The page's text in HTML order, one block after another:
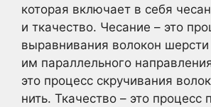
которая включает в себя
и ткачество. Чесание – это
выравнивания волокон
им параллельного
это процесс скручивания
нить. Ткачество – это процесс